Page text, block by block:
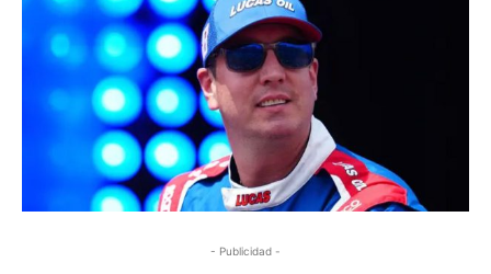
- Publicidad -